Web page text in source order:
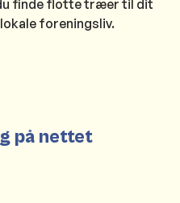
finde flotte træer til dit
foreningsliv.
på nettet